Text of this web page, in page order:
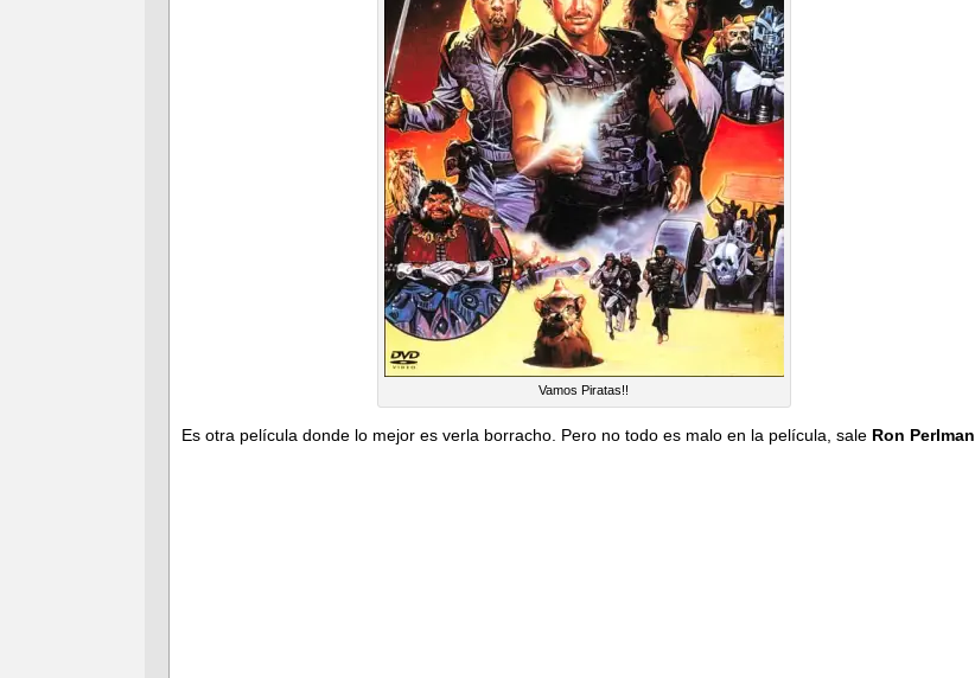
Vamos Piratas!!
Es otra película donde lo mejor es verla borracho. Pero no todo es malo en la película, sale Ron Perlman